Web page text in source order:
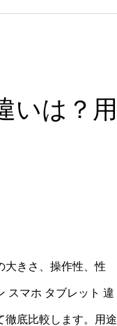
いは？用
大きさ、操作性、性
スマホ タブレット 違
徹底比較します。用途